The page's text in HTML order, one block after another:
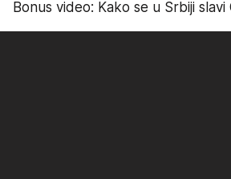
Bonus video: Kako se u Srbiji slavi